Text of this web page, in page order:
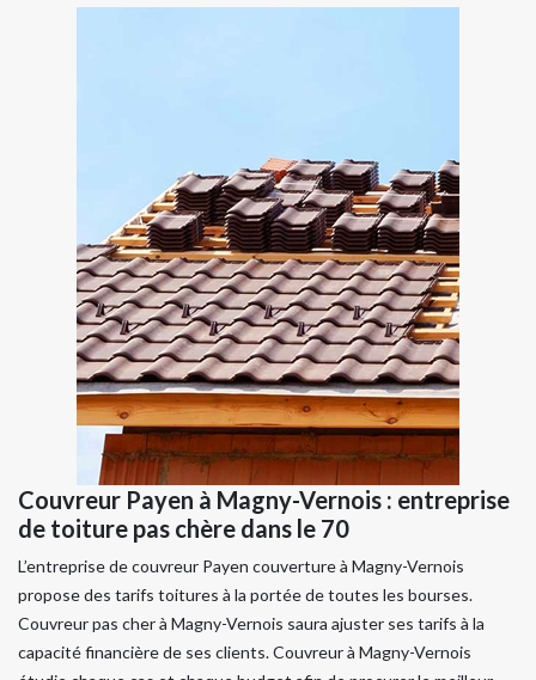
Couvreur Payen à Magny-Vernois : entreprise
de toiture pas chère dans le 70
​​​​​​​L’entreprise de couvreur Payen couverture à Magny-Vernois
propose des tarifs toitures à la portée de toutes les bourses.
Couvreur pas cher à Magny-Vernois saura ajuster ses tarifs à la
capacité financière de ses clients. Couvreur à Magny-Vernois